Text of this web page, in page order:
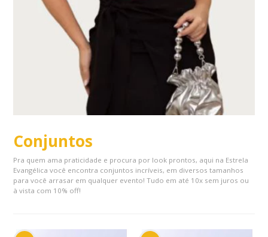
Conjuntos
Pra quem ama praticidade e procura por look prontos, aqui na Estrela
Evangélica você encontra conjuntos incríveis, em diversos tamanhos
para você arrasar em qualquer evento! Tudo em até 10x sem juros ou
à vista com 10% off!